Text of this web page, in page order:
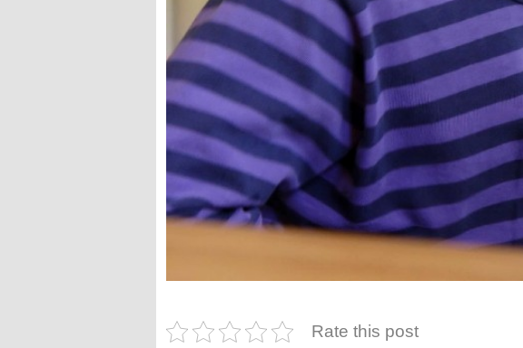
Rate this post